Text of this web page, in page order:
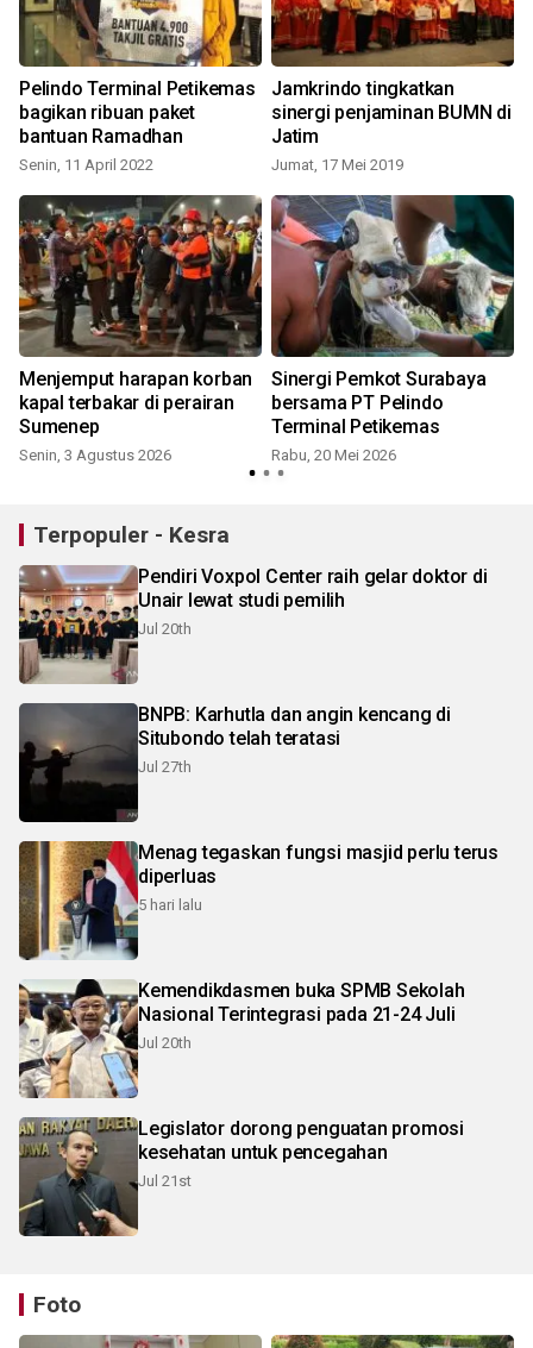
Pelindo Terminal Petikemas
bagikan ribuan paket
bantuan Ramadhan
Senin, 11 April 2022
Jamkrindo tingkatkan
sinergi penjaminan BUMN di
Jatim
Jumat, 17 Mei 2019
Menjemput harapan korban
kapal terbakar di perairan
Sumenep
Senin, 3 Agustus 2026
Sinergi Pemkot Surabaya
bersama PT Pelindo
Terminal Petikemas
Rabu, 20 Mei 2026
Terpopuler - Kesra
Pendiri Voxpol Center raih gelar doktor di
Unair lewat studi pemilih
Jul 20th
BNPB: Karhutla dan angin kencang di
Situbondo telah teratasi
Jul 27th
Menag tegaskan fungsi masjid perlu terus
diperluas
5 hari lalu
Kemendikdasmen buka SPMB Sekolah
Nasional Terintegrasi pada 21-24 Juli
Jul 20th
Legislator dorong penguatan promosi
kesehatan untuk pencegahan
Jul 21st
Foto